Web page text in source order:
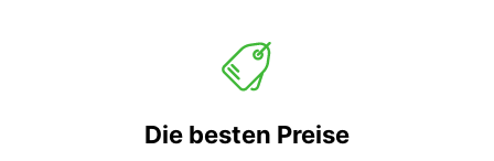
Die besten Preise